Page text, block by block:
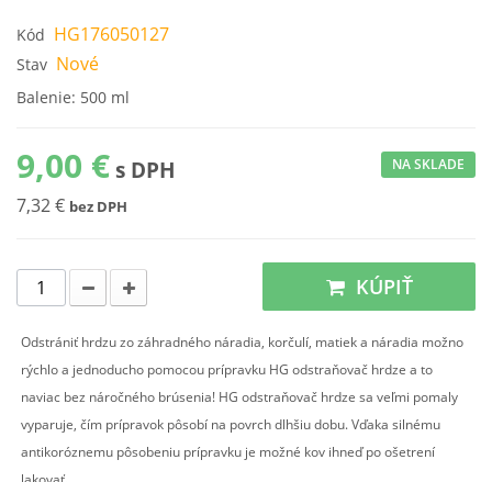
Kód HG176050127
Stav Nové
Balenie: 500 ml
9,00 € s DPH
7,32 € bez DPH
NA SKLADE
KÚPIŤ
Odstrániť hrdzu zo záhradného náradia, korčulí, matiek a náradia možno
rýchlo a jednoducho pomocou prípravku HG odstraňovač hrdze a to
naviac bez náročného brúsenia! HG odstraňovač hrdze sa veľmi pomaly
vyparuje, čím prípravok pôsobí na povrch dlhšiu dobu. Vďaka silnému
antikoróznemu pôsobeniu prípravku je možné kov ihneď po ošetrení